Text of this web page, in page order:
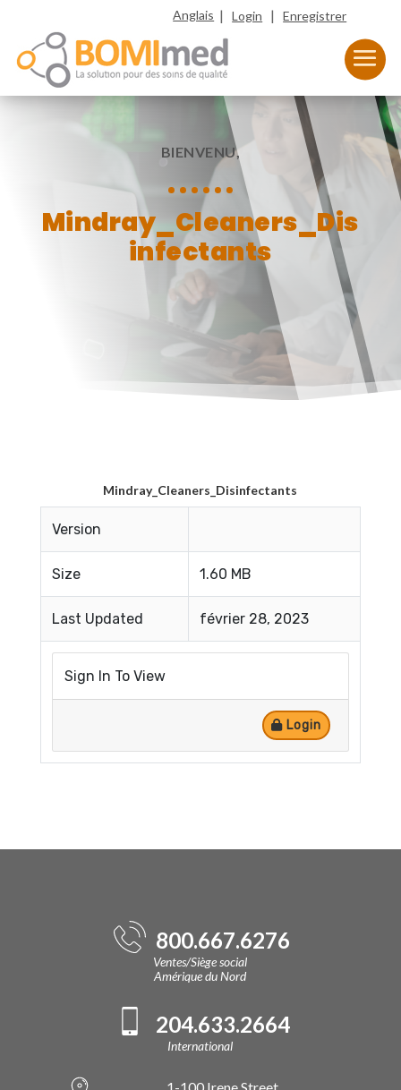
Anglais |Login |Enregistrer
BIENVENU,
Mindray_Cleaners_Dis
infectants
Mindray_Cleaners_Disinfectants
Version
Size 1.60 MB
Last Updated février 28, 2023
Sign In To View
Login
800.667.6276
Ventes/Siège social
Amérique du Nord
204.633.2664
International
1-100 Irene Street